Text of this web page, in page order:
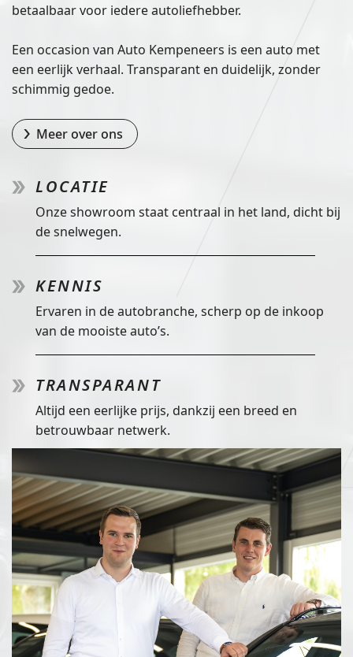
betaalbaar voor iedere autoliefhebber.
Een occasion van Auto Kempeneers is een auto met
een eerlijk verhaal. Transparant en duidelijk, zonder
schimmig gedoe.
Meer over ons
LOCATIE
Onze showroom staat centraal in het land, dicht bij
de snelwegen.
KENNIS
Ervaren in de autobranche, scherp op de inkoop
van de mooiste auto’s.
TRANSPARANT
Altijd een eerlijke prijs, dankzij een breed en
betrouwbaar netwerk.